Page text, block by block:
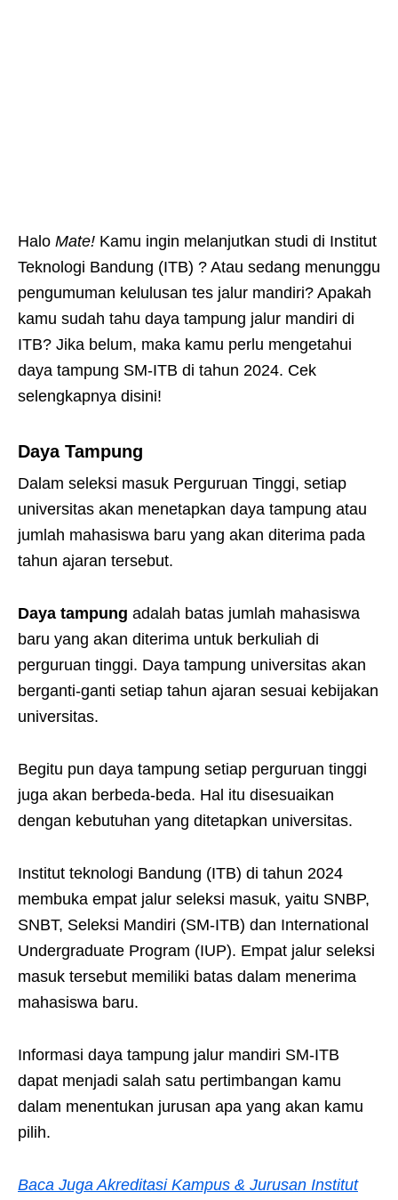
Halo Mate! Kamu ingin melanjutkan studi di Institut
Teknologi Bandung (ITB) ? Atau sedang menunggu
pengumuman kelulusan tes jalur mandiri? Apakah
kamu sudah tahu daya tampung jalur mandiri di
ITB? Jika belum, maka kamu perlu mengetahui
daya tampung SM-ITB di tahun 2024. Cek
selengkapnya disini!
Daya Tampung
Dalam seleksi masuk Perguruan Tinggi, setiap
universitas akan menetapkan daya tampung atau
jumlah mahasiswa baru yang akan diterima pada
tahun ajaran tersebut.
Daya tampung adalah batas jumlah mahasiswa
baru yang akan diterima untuk berkuliah di
perguruan tinggi. Daya tampung universitas akan
berganti-ganti setiap tahun ajaran sesuai kebijakan
universitas.
Begitu pun daya tampung setiap perguruan tinggi
juga akan berbeda-beda. Hal itu disesuaikan
dengan kebutuhan yang ditetapkan universitas.
Institut teknologi Bandung (ITB) di tahun 2024
membuka empat jalur seleksi masuk, yaitu SNBP,
SNBT, Seleksi Mandiri (SM-ITB) dan International
Undergraduate Program (IUP). Empat jalur seleksi
masuk tersebut memiliki batas dalam menerima
mahasiswa baru.
Informasi daya tampung jalur mandiri SM-ITB
dapat menjadi salah satu pertimbangan kamu
dalam menentukan jurusan apa yang akan kamu
pilih.
Baca Juga Akreditasi Kampus & Jurusan Institut